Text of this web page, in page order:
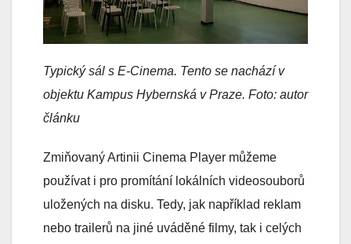
Typický sál s E-Cinema. Tento se nachází v
objektu Kampus Hybernská v Praze. Foto: autor
článku
Zmiňovaný Artinii Cinema Player můžeme
používat i pro promítání lokálních videosouborů
uložených na disku. Tedy, jak například reklam
nebo trailerů na jiné uváděné filmy, tak i celých